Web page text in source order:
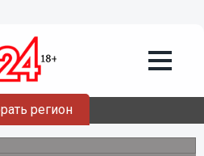
регион
смерти избил
приятеля, когда тот уходил на